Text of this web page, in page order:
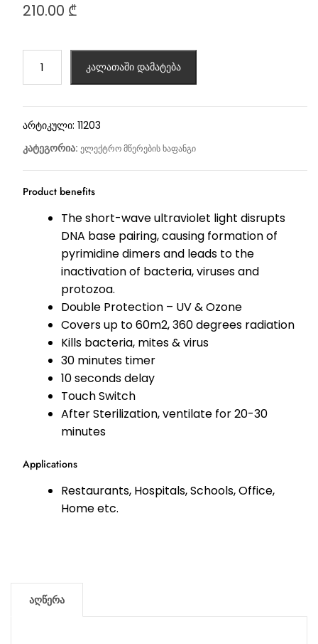
210.00 ₾
კალათაში დამატება
არტიკული: 11203
კატეგორია: ელექტრო მწერების ხაფანგი
Product benefits
The short-wave ultraviolet light disrupts
DNA base pairing, causing formation of
pyrimidine dimers and leads to the
inactivation of bacteria, viruses and
protozoa.
Double Protection – UV & Ozone
Covers up to 60m2, 360 degrees radiation
Kills bacteria, mites & virus
30 minutes timer
10 seconds delay
Touch Switch
After Sterilization, ventilate for 20-30
minutes
Applications
Restaurants, Hospitals, Schools, Office,
Home etc.
აღწერა